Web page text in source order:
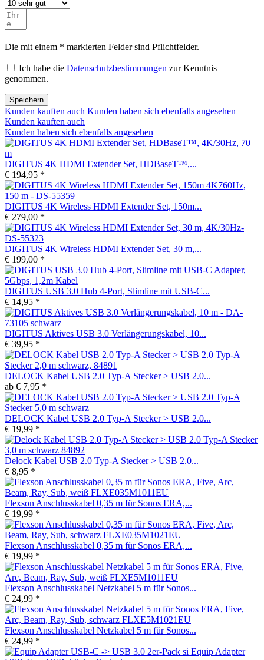
Die mit einem * markierten Felder sind Pflichtfelder.
Ich habe die Datenschutzbestimmungen zur Kenntnis
genommen.
Speichern
Kunden kauften auch Kunden haben sich ebenfalls angesehen
Kunden kauften auch
Kunden haben sich ebenfalls angesehen
DIGITUS 4K HDMI Extender Set, HDBaseT™,...
€ 194,95 *
DIGITUS 4K Wireless HDMI Extender Set, 150m...
€ 279,00 *
DIGITUS 4K Wireless HDMI Extender Set, 30 m,...
€ 199,00 *
DIGITUS USB 3.0 Hub 4-Port, Slimline mit USB-C...
€ 14,95 *
DIGITUS Aktives USB 3.0 Verlängerungskabel, 10...
€ 39,95 *
DELOCK Kabel USB 2.0 Typ-A Stecker > USB 2.0...
ab € 7,95 *
DELOCK Kabel USB 2.0 Typ-A Stecker > USB 2.0...
€ 19,99 *
Delock Kabel USB 2.0 Typ-A Stecker > USB 2.0...
€ 8,95 *
Flexson Anschlusskabel 0,35 m für Sonos ERA,...
€ 19,99 *
Flexson Anschlusskabel 0,35 m für Sonos ERA,...
€ 19,99 *
Flexson Anschlusskabel Netzkabel 5 m für Sonos...
€ 24,99 *
Flexson Anschlusskabel Netzkabel 5 m für Sonos...
€ 24,99 *
Equip Adapter